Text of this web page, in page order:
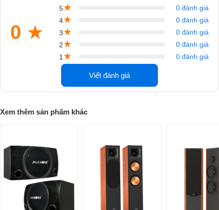
Video giới thiệu Loa Paramax CS 2500 nhiều ưu đãi bảo hành tới 5
năm - đổi mới trong 12 tháng
Cấu hình loa vừa vặn cho các thông số âm
thanh chuẩn mực nhất
0 ★
5★
0 đánh giá
4★
0 đánh giá
3★
0 đánh giá
2★
0 đánh giá
1 ★ 0 đánh giá
Viết đánh giá
Xem thêm sản phẩm khác